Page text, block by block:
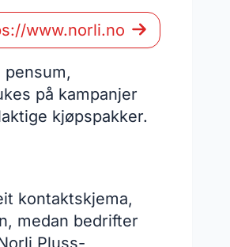
www.norli.no
på kampanjer
kjøpspakker.
kontaktskjema,
medan bedrifter